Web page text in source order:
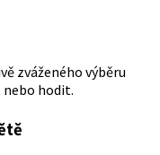
zváženého výběru
hodit.